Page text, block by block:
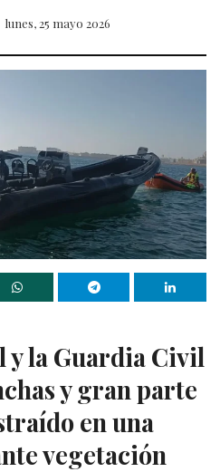
lunes, 25 mayo 2026
y la Guardia Civil
y gran parte
en una
vegetación